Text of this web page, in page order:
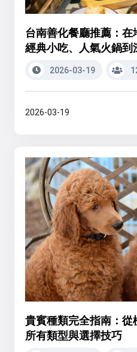
台南善化餐廳推薦：
經典小吃、人氣火鍋到
2026-03-19
2026-03-19
貴賓種類完全指南：
所有類型與選擇技巧